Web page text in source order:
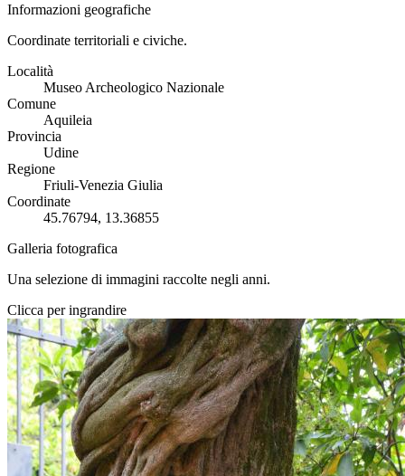
Informazioni geografiche
Coordinate territoriali e civiche.
Località
Museo Archeologico Nazionale
Comune
Aquileia
Provincia
Udine
Regione
Friuli-Venezia Giulia
Coordinate
45.76794, 13.36855
Galleria fotografica
Una selezione di immagini raccolte negli anni.
Clicca per ingrandire